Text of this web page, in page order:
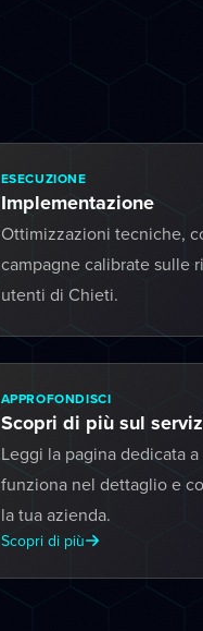
ESECUZIONE
Implementazione
Ottimizzazioni tecniche,
campagne calibrate sulle
utenti di Chieti.
APPROFONDISCI
Scopri di più sul
Leggi la pagina dedicata
funziona nel dettaglio e
la tua azienda.
Scopri di più